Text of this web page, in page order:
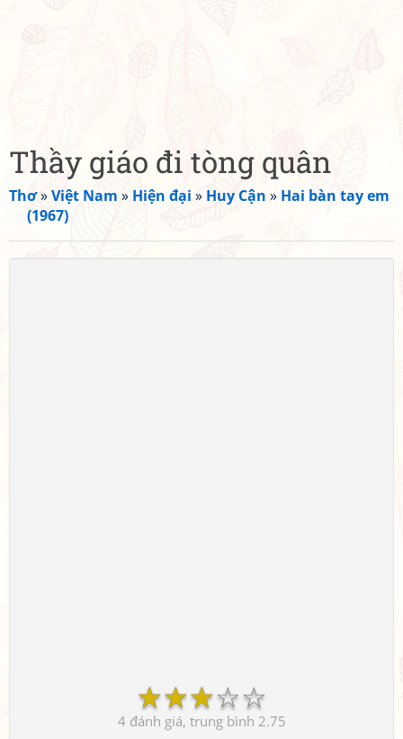
Thầy giáo đi tòng quân
Thơ»Việt Nam » Hiện đại » Huy Cận » Hai bàn tay em
(1967)
☆
☆
☆
☆
☆
4 2.75